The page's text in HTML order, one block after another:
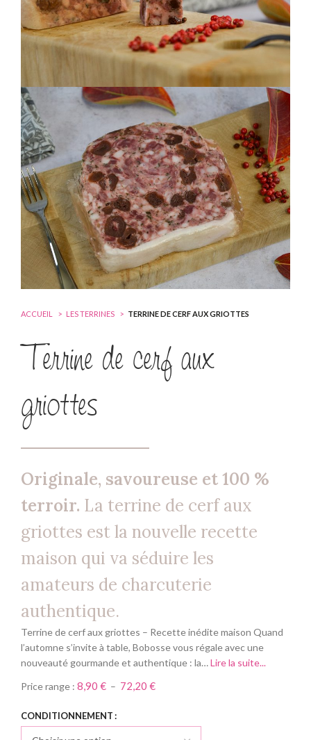
ACCUEIL LES TERRINES TERRINE DE CERF AUX GRIOTTES
Terrine de cerf aux
griottes
Originale, savoureuse et 100 %
terroir. La terrine de cerf aux
griottes est la nouvelle recette
maison qui va séduire les
amateurs de charcuterie
authentique.
Terrine de cerf aux griottes – Recette inédite maison Quand
l’automne s’invite à table, Bobosse vous régale avec une
nouveauté gourmande et authentique : la…Lire la suite...
Price range : 8,90 € – 72,20 €
CONDITIONNEMENT